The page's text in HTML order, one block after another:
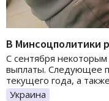
В Минсоцполитики
С сентября
выплаты. Следующее
текущего года, а
Украина